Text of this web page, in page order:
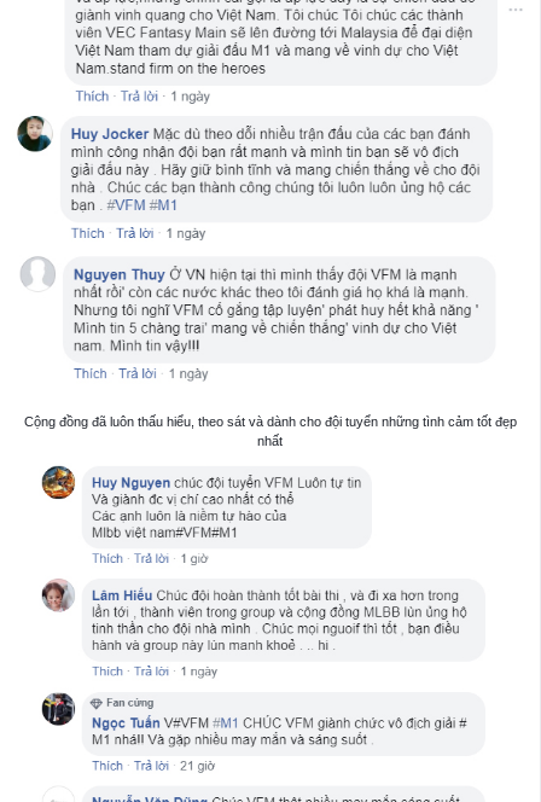
Cộng đồng đã luôn thấu hiểu, theo sát và dành cho đội tuyển những tình cảm tốt đẹp
nhất